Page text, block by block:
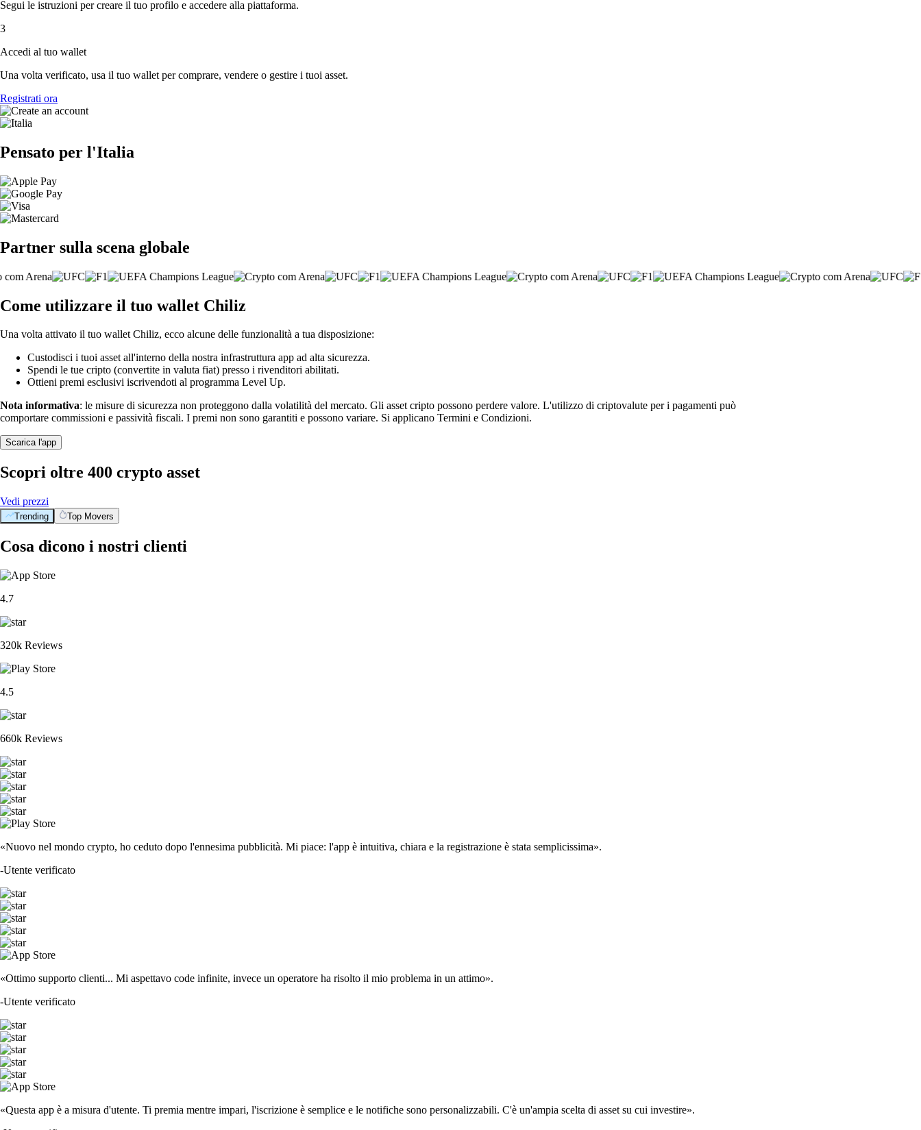
Segui le istruzioni per creare il tuo profilo e accedere alla piattaforma.
3
Accedi al tuo wallet
Una volta verificato, usa il tuo wallet per comprare, vendere o gestire i tuoi asset.
Registrati ora
Pensato per l'Italia
Partner sulla scena globale
Come utilizzare il tuo wallet Chiliz
Una volta attivato il tuo wallet Chiliz, ecco alcune delle funzionalità a tua disposizione:
Custodisci i tuoi asset all'interno della nostra infrastruttura app ad alta sicurezza.
Spendi le tue cripto (convertite in valuta fiat) presso i rivenditori abilitati.
Ottieni premi esclusivi iscrivendoti al programma Level Up.
Nota informativa: le misure di sicurezza non proteggono dalla volatilità del mercato. Gli asset cripto possono perdere valore. L'utilizzo di criptovalute per i pagamenti può
comportare commissioni e passività fiscali. I premi non sono garantiti e possono variare. Si applicano Termini e Condizioni.
Scarica l'app
Scopri oltre 400 crypto asset
Vedi prezzi
Trending Top Movers
Cosa dicono i nostri clienti
4.7
320k Reviews
4.5
660k Reviews
«Nuovo nel mondo crypto, ho ceduto dopo l'ennesima pubblicità. Mi piace: l'app è intuitiva, chiara e la registrazione è stata semplicissima».
-Utente verificato
«Ottimo supporto clienti... Mi aspettavo code infinite, invece un operatore ha risolto il mio problema in un attimo».
-Utente verificato
«Questa app è a misura d'utente. Ti premia mentre impari, l'iscrizione è semplice e le notifiche sono personalizzabili. C'è un'ampia scelta di asset su cui investire».